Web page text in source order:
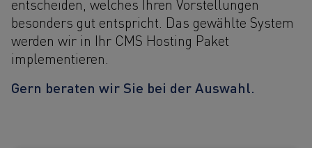
entscheiden, welches Ihren Vorstellungen
besonders gut entspricht. Das gewählte System
werden wir in Ihr CMS Hosting Paket
implementieren.
Gern beraten wir Sie bei der Auswahl.